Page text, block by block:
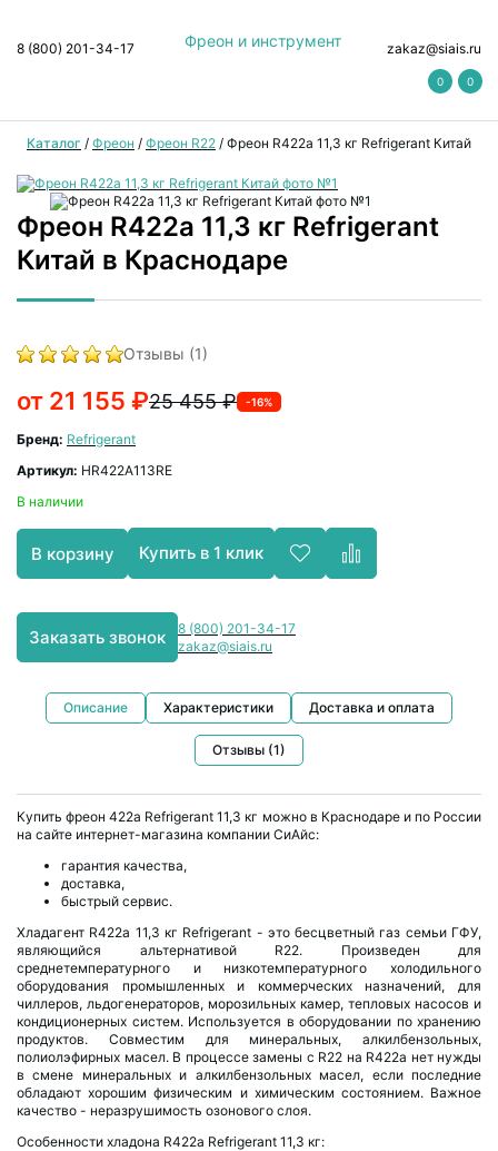
Фреон и инструмент
8 (800) 201-34-17 zakaz@siais.ru
0 0
Каталог / Фреон / Фреон R22 / Фреон R422a 11,3 кг Refrigerant Китай
Фреон R422a 11,3 кг Refrigerant
Китай в Краснодаре
Отзывы (1)
25 455 ₽
от 21 155 ₽ -16%
Бренд: Refrigerant
Артикул: HR422A113RE
В наличии
В корзину Купить в 1 клик
Заказать звонок
8 (800) 201-34-17
zakaz@siais.ru
Описание Характеристики Доставка и оплата
Отзывы (1)
Купить фреон 422a Refrigerant 11,3 кг можно в Краснодаре и по России
на сайте интернет-магазина компании СиАйс:
гарантия качества,
доставка,
быстрый сервис.
Хладагент R422a 11,3 кг Refrigerant - это бесцветный газ семьи ГФУ,
являющийся альтернативой R22. Произведен для
среднетемпературного и низкотемпературного холодильного
оборудования промышленных и коммерческих назначений, для
чиллеров, льдогенераторов, морозильных камер, тепловых насосов и
кондиционерных систем. Используется в оборудовании по хранению
продуктов. Совместим для минеральных, алкилбензольных,
полиолэфирных масел. В процессе замены с R22 на R422a нет нужды
в смене минеральных и алкилбензольных масел, если последние
обладают хорошим физическим и химическим состоянием. Важное
качество - неразрушимость озонового слоя.
Особенности хладона R422a Refrigerant 11,3 кг: